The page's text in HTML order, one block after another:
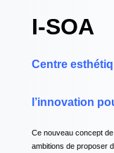
I-SOA
Centre
l’innovation
Ce nouveau concept de
ambitions de proposer